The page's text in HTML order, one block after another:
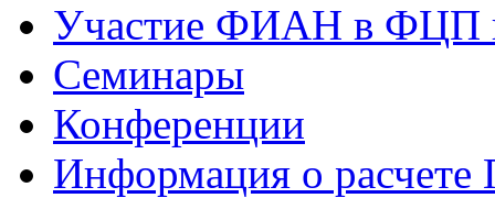
Участие ФИАН в ФЦП
Семинары
Конференции
Информация о